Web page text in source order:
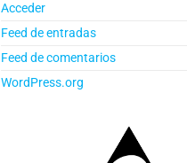
Acceder
Feed de entradas
Feed de comentarios
WordPress.org